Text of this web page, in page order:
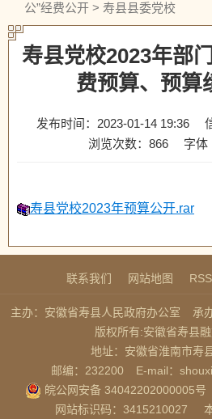
公”经费公开 > 寿县县委党校
寿县党校2023年部
费预算、预算
发布时间：2023-01-14 19:36
浏览次数： 866 字体
寿县党校2023年预算公开.rar
联系我们 网站地图
主办：安徽省寿县人民政府办公室
承
版权所有:安徽省寿县
地址：安徽省淮南市寿
邮编：232200
E-mail：
皖公网安备 34042202000005号
网站标识码：3415210027